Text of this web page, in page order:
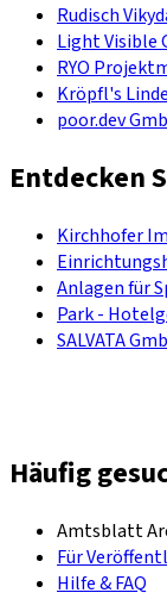
Rudisch
Light Visible
RYO
Kröpfl's
poor.dev
Entdecken
Kirchhofer
Anlagen für
Park -
SALVATA
Häufig
Amtsblatt
Für
Hilfe & FAQ